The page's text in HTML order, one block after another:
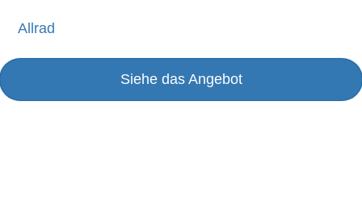
Allrad
Siehe das Angebot